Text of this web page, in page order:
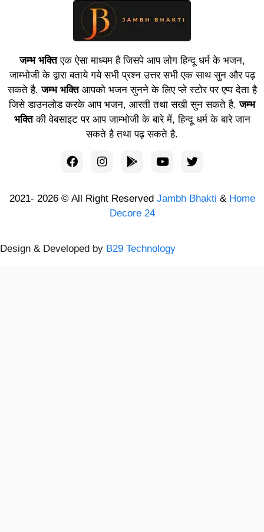
जम्भ भक्तिएक ऐसा माध्यम है जिसपे आप लोग हिन्दू धर्म के भजन,
जाम्भोजी के द्वारा बताये गये सभी प्रश्न उत्तर सभी एक साथ सुन और पढ़
सकते है.जम्भ भक्तिआपको भजन सुनने के लिए प्ले स्टोर पर एप्प देता है
जिसे डाउनलोड करके आप भजन, आरती तथा सखी सुन सकते है.जम्भ
भक्तिकी वेबसाइट पर आप जाम्भोजी के बारे में, हिन्दू धर्म के बारे जान
सकते है तथा पढ़ सकते है.
2021- 2026 © All Right Reserved Jambh Bhakti & Home
Decore 24
Design & Developed by B29 Technology